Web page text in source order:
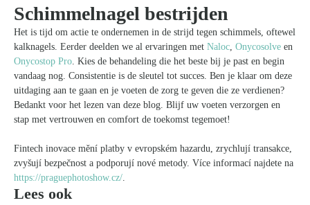
Schimmelnagel bestrijden
Het is tijd om actie te ondernemen in de strijd tegen schimmels, oftewel
kalknagels. Eerder deelden we al ervaringen met Naloc Onycosolve en
Onycostop Pro . Kies de behandeling die het beste bij je past en begin
vandaag nog. Consistentie is de sleutel tot succes. Ben je klaar om deze
uitdaging aan te gaan en je voeten de zorg te geven die ze verdienen?
Bedankt voor het lezen van deze blog. Blijf uw voeten verzorgen en
stap met vertrouwen en comfort de toekomst tegemoet!
Fintech inovace mění platby v evropském hazardu, zrychlují transakce,
zvyšují bezpečnost a podporují nové metody. Více informací najdete na
https://praguephotoshow.cz/
Lees ook